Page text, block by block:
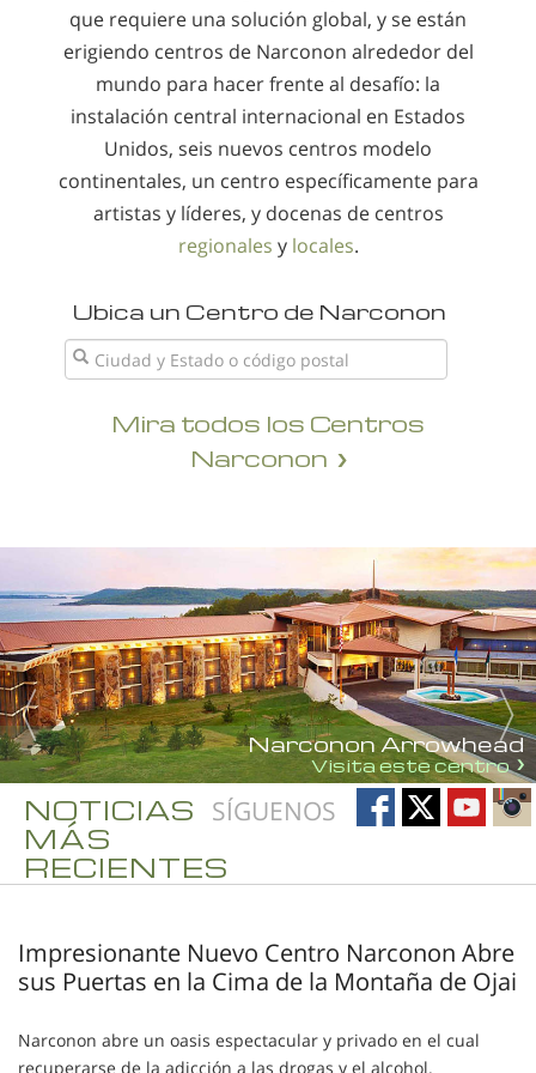
que requiere una solución global, y se están
erigiendo centros de Narconon alrededor del
mundo para hacer frente al desafío: la
instalación central internacional en Estados
Unidos, seis nuevos centros modelo
continentales, un centro específicamente para
artistas y líderes, y docenas de centros
regionales y locales.
Ubica un Centro de Narconon
Mira todos los Centros
Narconon
Narconon Arrowhead
Visita este centro
SÍGUENOS
NOTICIAS
MÁS
RECIENTES
Impresionante Nuevo Centro Narconon Abre
sus Puertas en la Cima de la Montaña de Ojai
Narconon abre un oasis espectacular y privado en el cual
recuperarse de la adicción a las drogas y el alcohol.